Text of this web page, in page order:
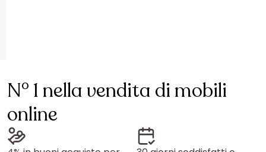
N° 1 nella vendita di mobili
online